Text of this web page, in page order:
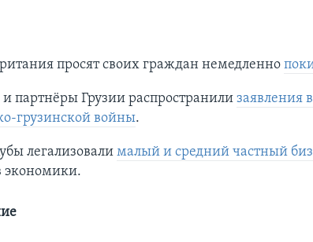
просят своих граждан немедленно
партнёры Грузии распространили заявления
грузинской войны.
легализовали малый и средний частный
экономики.